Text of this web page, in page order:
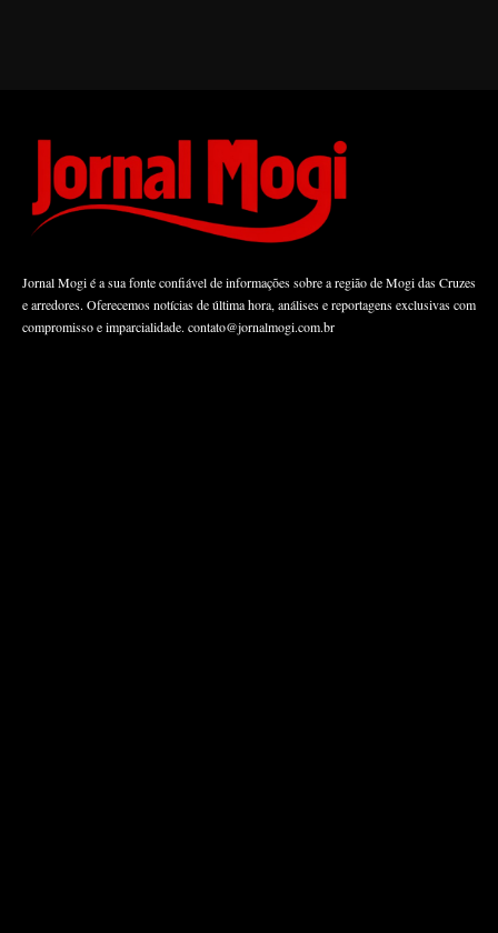
Jornal Mogi é a sua fonte confiável de informações sobre a região de Mogi das Cruzes
e arredores. Oferecemos notícias de última hora, análises e reportagens exclusivas com
compromisso e imparcialidade. contato@jornalmogi.com.br